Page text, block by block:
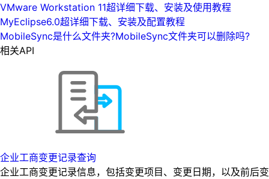
VMware Workstation 11超详细下载、安装及使用教程
MyEclipse6.0超详细下载、安装及配置教程
MobileSync是什么文件夹?MobileSync文件夹可以删除吗?
相关API
企业工商变更记录查询
企业工商变更记录信息，包括变更项目、变更日期，以及前后变